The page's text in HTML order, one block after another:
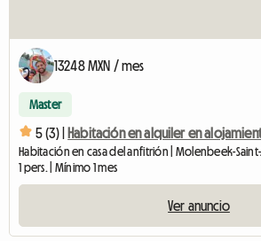
13248 MXN / mes
Master
5 (3) | Habitación en alquiler en
Habitación en casa del anfitrión | Molenbeek-Saint-
1 pers. | Mínimo 1 mes
Ver anuncio